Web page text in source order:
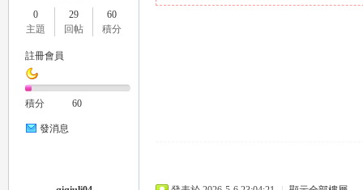
0
主題
29
回帖
60
積分
註冊會員
積分 60
發消息